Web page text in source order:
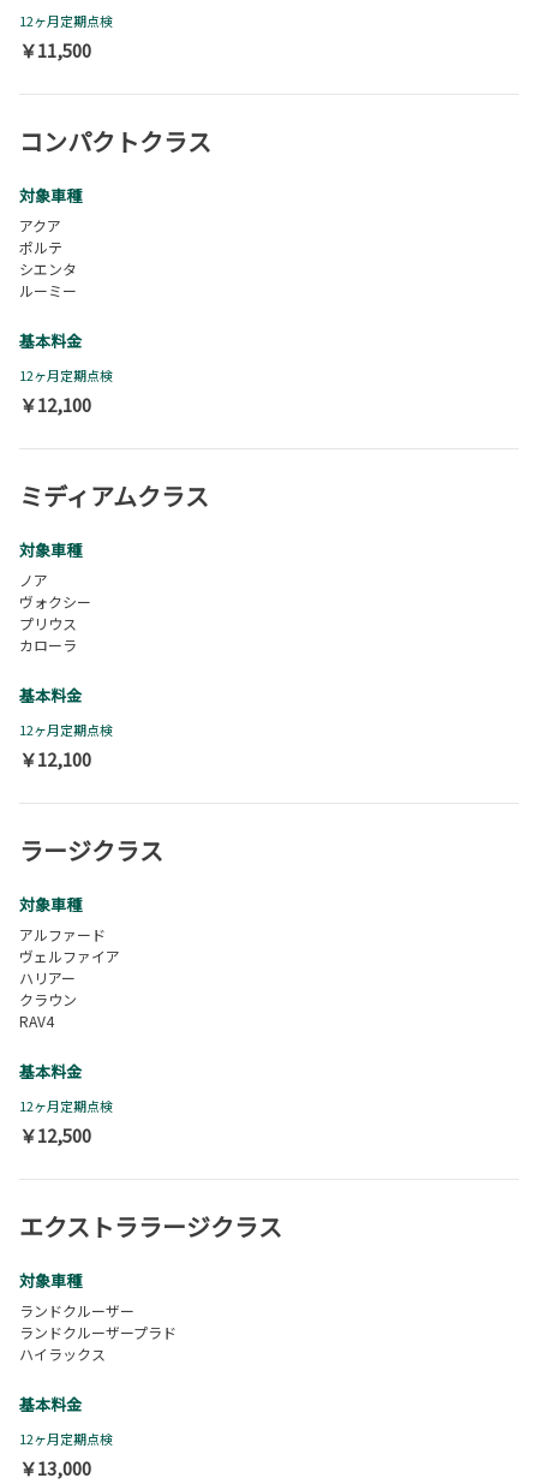
12ヶ月定期点検
￥11,500
コンパクトクラス
対象車種
アクア
ポルテ
シエンタ
ルーミー
基本料金
12ヶ月定期点検
￥12,100
ミディアムクラス
対象車種
ノア
ヴォクシー
プリウス
カローラ
基本料金
12ヶ月定期点検
￥12,100
ラージクラス
対象車種
アルファード
ヴェルファイア
ハリアー
クラウン
RAV4
基本料金
12ヶ月定期点検
￥12,500
エクストララージクラス
対象車種
ランドクルーザー
ランドクルーザープラド
ハイラックス
基本料金
12ヶ月定期点検
￥13,000